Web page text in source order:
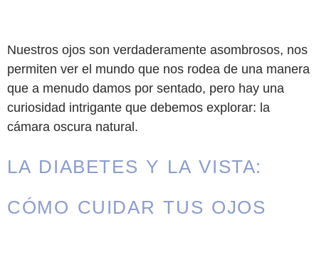
Nuestros ojos son verdaderamente asombrosos, nos
permiten ver el mundo que nos rodea de una manera
que a menudo damos por sentado, pero hay una
curiosidad intrigante que debemos explorar: la
cámara oscura natural.
LA DIABETES Y LA VISTA:
CÓMO CUIDAR TUS OJOS